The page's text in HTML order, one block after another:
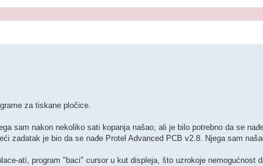
za tiskane pločice.
sam nakon nekoliko sati kopanja našao, ali je bilo potrebno da se
zadatak je bio da se nađe Protel Advanced PCB v2.8. Njega sam
ati, program "baci" cursor u kut displeja, što uzrokoje nemogućnost